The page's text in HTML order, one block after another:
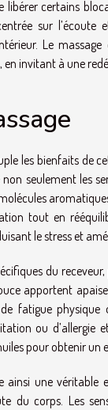
certains
sur l’écoute
Le
invitant à une
les bienfaits de
seulement les
tout en
le stress et
du
apportent
fatigue physique
ou d’allergie
pour obtenir un
une véritable
du corps. Les